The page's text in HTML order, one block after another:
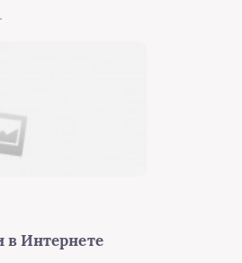
в Интернете